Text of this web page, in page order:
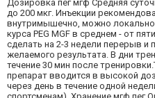
Дозировка пег мгф Средняя
до 200 мкг. Инъекции
внутримышечно, можно
курса PEG MGF в среднем - от
сделать на 2-3 недели перерыв и
желаемого результата. В дни
течение 30 мин после
препарат вводится в высокой
через день в течение одной